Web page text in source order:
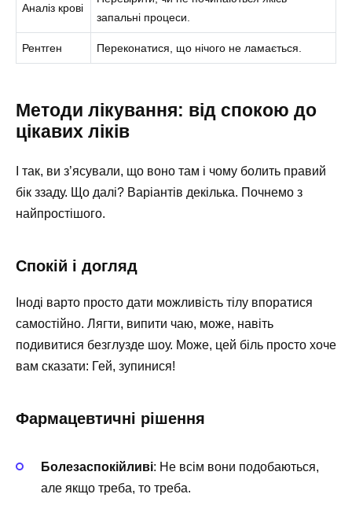
Аналіз крові
запальні процеси.
Рентген Переконатися, що нічого не ламається.
Методи лікування: від спокою до
цікавих ліків
І так, ви з’ясували, що воно там і чому болить правий
бік ззаду. Що далі? Варіантів декілька. Почнемо з
найпростішого.
Спокій і догляд
Іноді варто просто дати можливість тілу впоратися
самостійно. Лягти, випити чаю, може, навіть
подивитися безглузде шоу. Може, цей біль просто хоче
вам сказати: Гей, зупинися!
Фармацевтичні рішення
Болезаспокійливі: Не всім вони подобаються,
але якщо треба, то треба.